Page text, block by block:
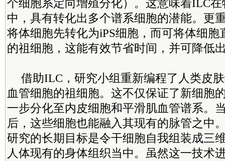
个细胞系定向增殖分化）。这意味着ILC
中，具有转化出多个谱系细胞的潜能。更
将体细胞先转化为iPS细胞，而可将体细胞
的祖细胞，这能有效节省时间，并可降低
借助ILC，研究小组重新编程了人类皮
血管细胞的祖细胞。这不仅保证了新细胞
一步分化至内皮细胞和平滑肌血管谱系。
后，这些细胞也能融入其现有的脉管之中
研究的长期目标是令干细胞自我组装成三
人体现有的身体组织当中。虽然这一技术